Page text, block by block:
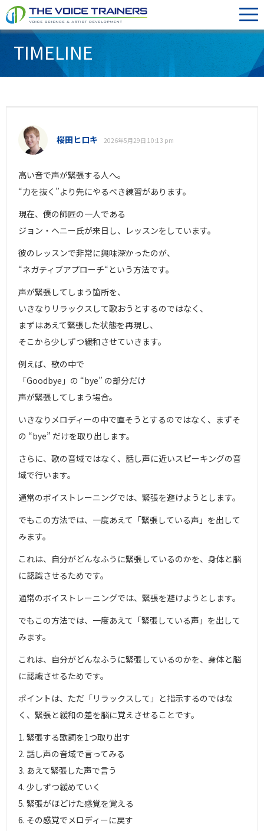
TIMELINE
桜田ヒロキ 2026年5月29日 10:13 pm
高い音で声が緊張する人へ。
“力を抜く”より先にやるべき練習があります。
現在、僕の師匠の一人である
ジョン・ヘニー氏が来日し、レッスンをしています。
彼のレッスンで非常に興味深かったのが、
“ネガティブアプローチ“という方法です。
声が緊張してしまう箇所を、
いきなりリラックスして歌おうとするのではなく、
まずはあえて緊張した状態を再現し、
そこから少しずつ緩和させていきます。
例えば、歌の中で
「Goodbye」の “bye” の部分だけ
声が緊張してしまう場合。
いきなりメロディーの中で直そうとするのではなく、まずそ
の “bye” だけを取り出します。
さらに、歌の音域ではなく、話し声に近いスピーキングの音
域で行います。
通常のボイストレーニングでは、緊張を避けようとします。
でもこの方法では、一度あえて「緊張している声」を出して
みます。
これは、自分がどんなふうに緊張しているのかを、身体と脳
に認識させるためです。
通常のボイストレーニングでは、緊張を避けようとします。
でもこの方法では、一度あえて「緊張している声」を出して
みます。
これは、自分がどんなふうに緊張しているのかを、身体と脳
に認識させるためです。
ポイントは、ただ「リラックスして」と指示するのではな
く、緊張と緩和の差を脳に覚えさせることです。
1. 緊張する歌詞を1つ取り出す
2. 話し声の音域で言ってみる
3. あえて緊張した声で言う
4. 少しずつ緩めていく
5. 緊張がほどけた感覚を覚える
6. その感覚でメロディーに戻す